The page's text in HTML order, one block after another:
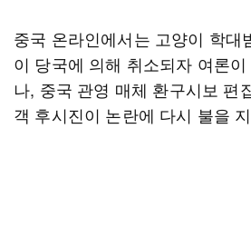
중국 온라인에서는 고양이 학대
이 당국에 의해 취소되자 여론
나, 중국 관영 매체 환구시보 편
객 후시진이 논란에 다시 불을